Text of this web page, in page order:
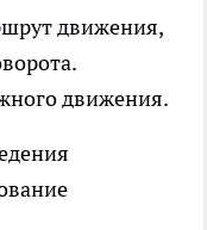
движения,
движения.